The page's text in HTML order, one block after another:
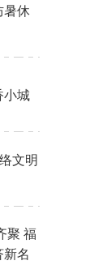
暑休
小城
文明
聚 福
名